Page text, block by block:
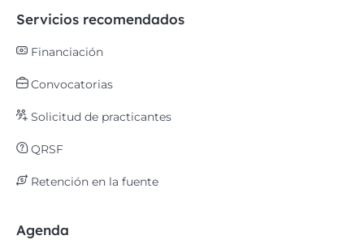
Servicios recomendados
Financiación
Convocatorias
Solicitud de practicantes
QRSF
Retención en la fuente
Agenda